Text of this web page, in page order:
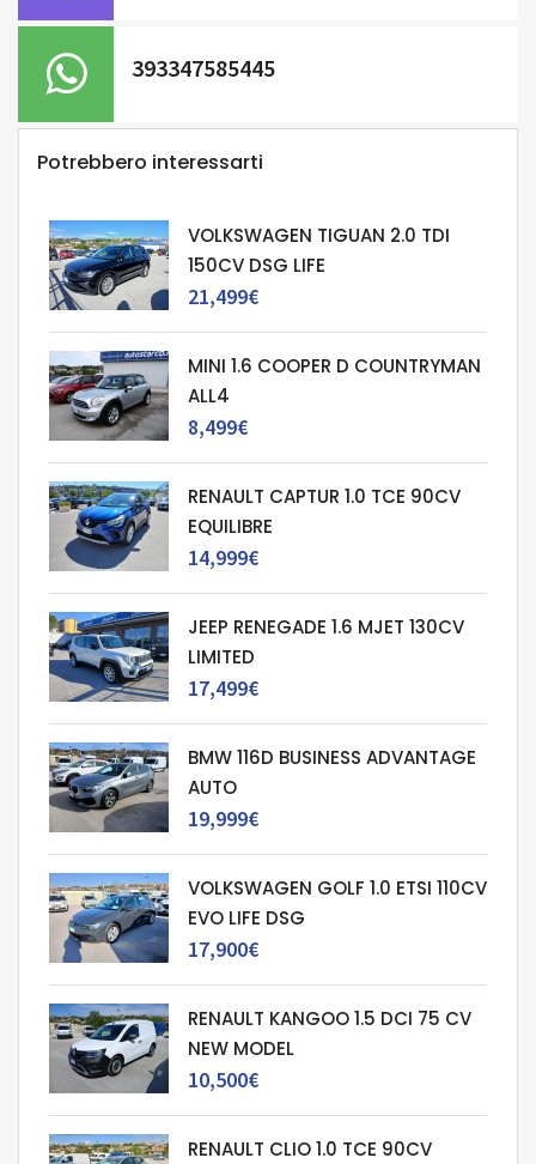
393347585445
Potrebbero interessarti
VOLKSWAGEN TIGUAN 2.0 TDI
150CV DSG LIFE
21,499€
MINI 1.6 COOPER D COUNTRYMAN
ALL4
8,499€
RENAULT CAPTUR 1.0 TCE 90CV
EQUILIBRE
14,999€
JEEP RENEGADE 1.6 MJET 130CV
LIMITED
17,499€
BMW 116D BUSINESS ADVANTAGE
AUTO
19,999€
VOLKSWAGEN GOLF 1.0 ETSI 110CV
EVO LIFE DSG
17,900€
RENAULT KANGOO 1.5 DCI 75 CV
NEW MODEL
10,500€
RENAULT CLIO 1.0 TCE 90CV